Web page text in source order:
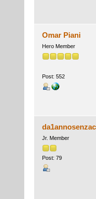
Omar Piani
Hero Member
Post: 552
Jr. Member
Post: 79